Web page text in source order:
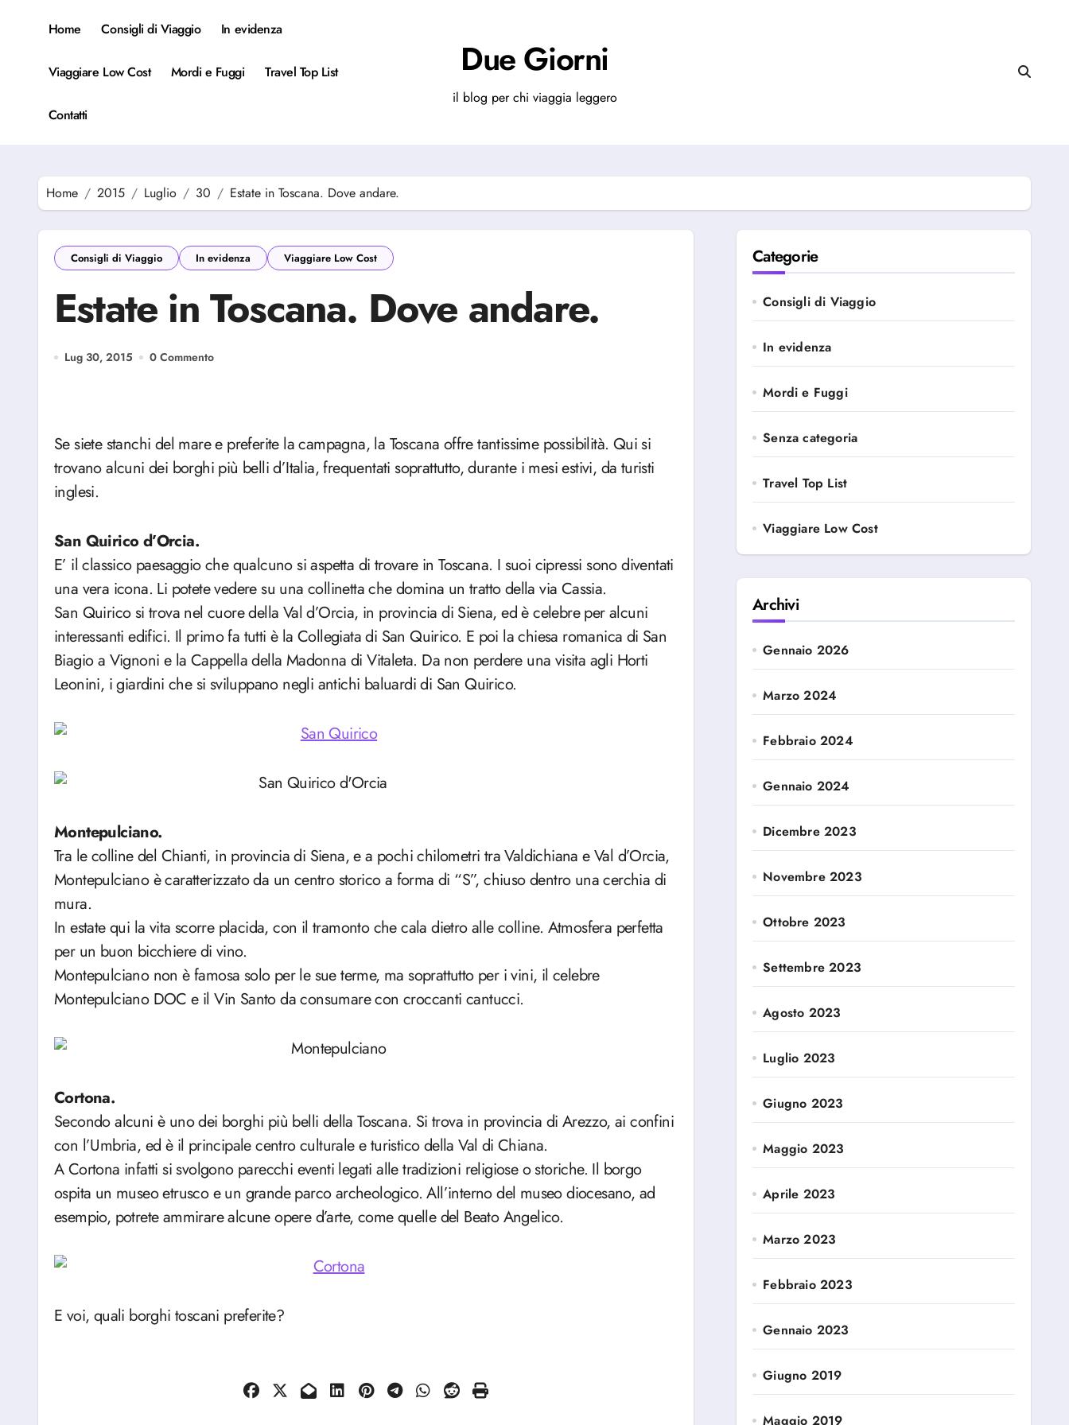
Home Consigli di Viaggio In evidenza
Viaggiare Low Cost Mordi e Fuggi Travel Top List
Contatti
Due Giorni
il blog per chi viaggia leggero
Home 2015 Luglio 30 Estate in Toscana. Dove andare.
Consigli di Viaggio In evidenza Viaggiare Low Cost
Estate in Toscana. Dove andare.
Lug 30, 2015 0 Commento
Se siete stanchi del mare e preferite la campagna, la Toscana offre tantissime possibilità. Qui si
trovano alcuni dei borghi più belli d’Italia, frequentati soprattutto, durante i mesi estivi, da turisti
inglesi.
San Quirico d’Orcia.
E’ il classico paesaggio che qualcuno si aspetta di trovare in Toscana. I suoi cipressi sono diventati
una vera icona. Li potete vedere su una collinetta che domina un tratto della via Cassia.
San Quirico si trova nel cuore della Val d’Orcia, in provincia di Siena, ed è celebre per alcuni
interessanti edifici. Il primo fa tutti è la Collegiata di San Quirico. E poi la chiesa romanica di San
Biagio a Vignoni e la Cappella della Madonna di Vitaleta. Da non perdere una visita agli Horti
Leonini, i giardini che si sviluppano negli antichi baluardi di San Quirico.
Montepulciano.
Tra le colline del Chianti, in provincia di Siena, e a pochi chilometri tra Valdichiana e Val d’Orcia,
Montepulciano è caratterizzato da un centro storico a forma di “S”, chiuso dentro una cerchia di
mura.
In estate qui la vita scorre placida, con il tramonto che cala dietro alle colline. Atmosfera perfetta
per un buon bicchiere di vino.
Montepulciano non è famosa solo per le sue terme, ma soprattutto per i vini, il celebre
Montepulciano DOC e il Vin Santo da consumare con croccanti cantucci.
Cortona.
Secondo alcuni è uno dei borghi più belli della Toscana. Si trova in provincia di Arezzo, ai confini
con l’Umbria, ed è il principale centro culturale e turistico della Val di Chiana.
A Cortona infatti si svolgono parecchi eventi legati alle tradizioni religiose o storiche. Il borgo
ospita un museo etrusco e un grande parco archeologico. All’interno del museo diocesano, ad
esempio, potrete ammirare alcune opere d’arte, come quelle del Beato Angelico.
E voi, quali borghi toscani preferite?
Categorie
Consigli di Viaggio
In evidenza
Mordi e Fuggi
Senza categoria
Travel Top List
Viaggiare Low Cost
Archivi
Gennaio 2026
Marzo 2024
Febbraio 2024
Gennaio 2024
Dicembre 2023
Novembre 2023
Ottobre 2023
Settembre 2023
Agosto 2023
Luglio 2023
Giugno 2023
Maggio 2023
Aprile 2023
Marzo 2023
Febbraio 2023
Gennaio 2023
Giugno 2019
Maggio 2019